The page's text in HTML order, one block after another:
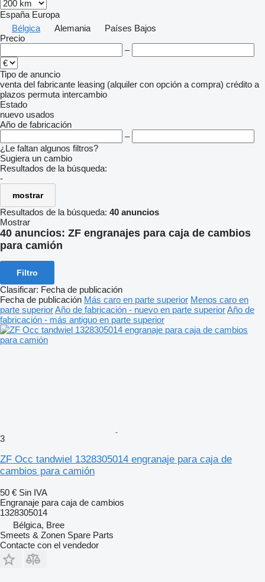
España Europa
Bélgica
Alemania
Países Bajos
Precio
–
Tipo de anuncio
venta del fabricante leasing (alquiler con opción a compra) crédito a
plazos permuta intercambio
Estado
nuevo usados
Año de fabricación
–
¿Le faltan algunos filtros?
Sugiera un cambio
Resultados de la búsqueda:
-
mostrar
Resultados de la búsqueda: 40 anuncios
Mostrar
40 anuncios: ZF engranajes para caja de cambios
para camión
Filtro
Clasificar: Fecha de publicación
Fecha de publicación Más caro en parte superior Menos caro en
parte superiorAño de fabricación - nuevo en parte superiorAño de
fabricación - más antiguo en parte superior
3
ZF Occ tandwiel 1328305014 engranaje para caja de
cambios para camión
50 € Sin IVA
Engranaje para caja de cambios
1328305014
Bélgica, Bree
Smeets & Zonen Spare Parts
Contacte con el vendedor